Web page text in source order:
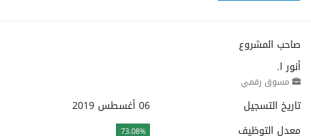
صاحب المشروع
أنور ا.
مسوق رقمي
تاريخ التسجيل
06 أغسطس 2019
معدل التوظيف
73.08%